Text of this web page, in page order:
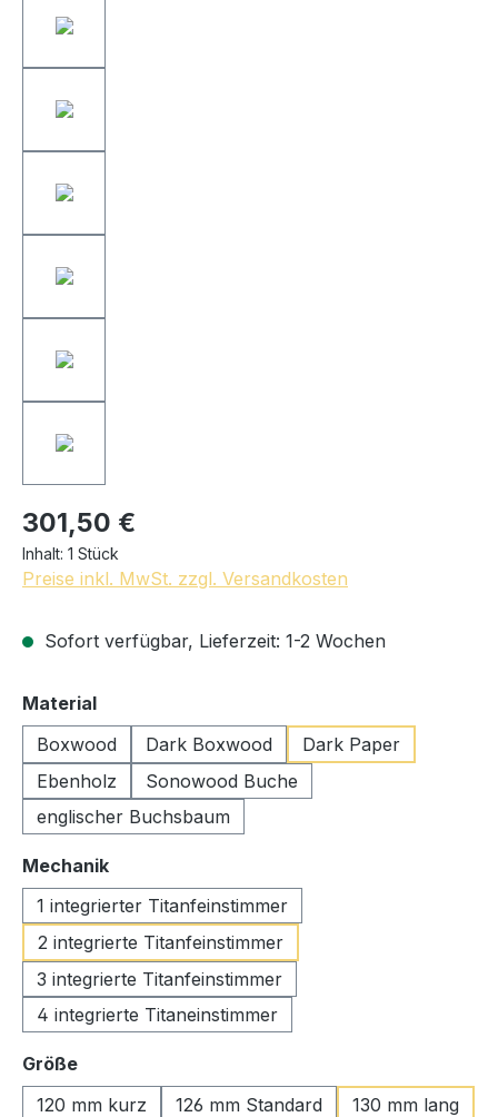
301,50 €
Inhalt: 1 Stück
Preise inkl. MwSt. zzgl. Versandkosten
Sofort verfügbar, Lieferzeit: 1-2 Wochen
Materialauswählen
Boxwood
Dark Boxwood
Dark Paper
Ebenholz
Sonowood Buche
englischer Buchsbaum
Mechanikauswählen
1 integrierter Titanfeinstimmer
2 integrierte Titanfeinstimmer
3 integrierte Titanfeinstimmer
4 integrierte Titaneinstimmer
Größeauswählen
120 mm kurz
126 mm Standard 130 mm lang